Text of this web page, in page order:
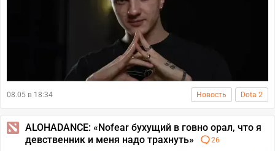
08.05 в 18:34 Новость Dota 2
ALOHADANCE: «Nofear бухущий в говно орал, что я
девственник и меня надо трахнуть»
26